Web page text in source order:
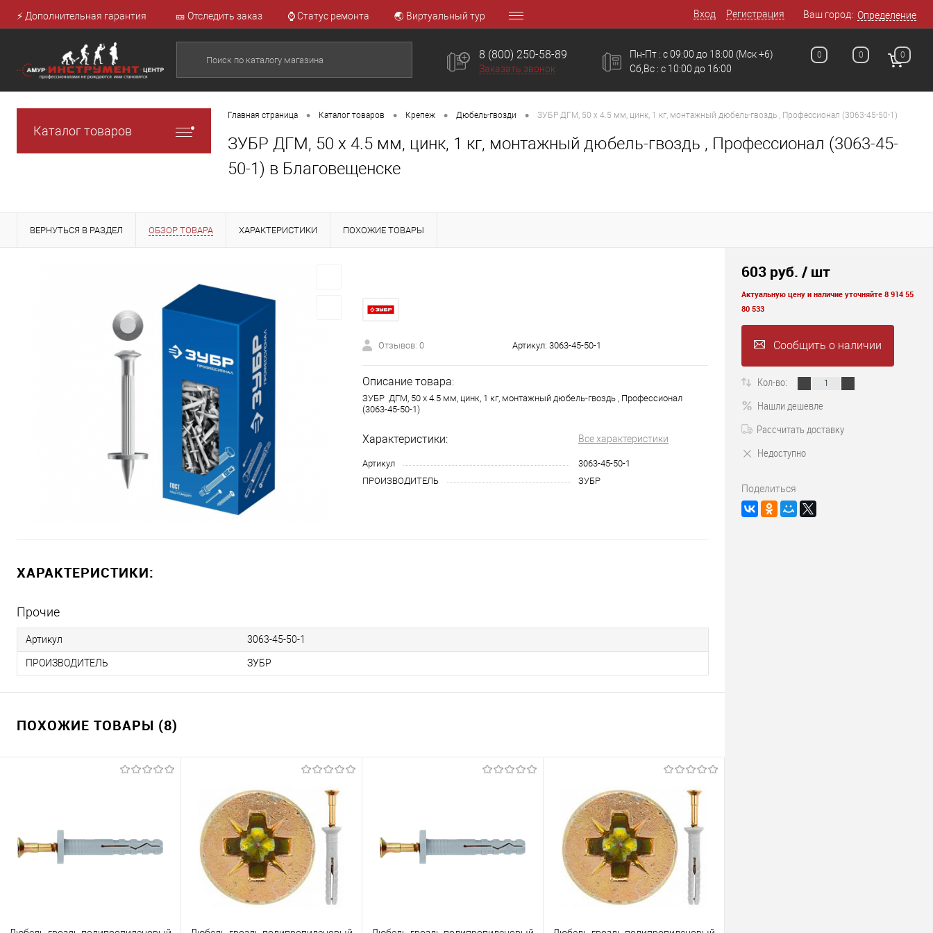
⚡ Дополнительная гарантия 🎫 Отследить заказ ⌚ Статус ремонта 🌏 Виртуальный тур Вход Регистрация Ваш город: Определение
8 (800) 250-58-89
Заказать звонок
Пн-Пт : с 09:00 до 18:00
Сб,Вс : c 10:00 до 16:00
(Мск +6) 0 0 0
Каталог товаров
Главная страница • Каталог товаров • Крепеж • Дюбель-гвозди • ЗУБР ДГМ, 50 x 4.5 мм, цинк, 1 кг, монтажный дюбель-гвоздь , Профессионал (3063-45-50-1)
ЗУБР ДГМ, 50 x 4.5 мм, цинк, 1 кг, монтажный дюбель-гвоздь , Профессионал (3063-45-
50-1) в Благовещенске
ВЕРНУТЬСЯ В РАЗДЕЛ ОБЗОР ТОВАРА ХАРАКТЕРИСТИКИ ПОХОЖИЕ ТОВАРЫ
Отзывов: 0 Артикул: 3063-45-50-1
Описание товара:
ЗУБР ДГМ, 50 x 4.5 мм, цинк, 1 кг, монтажный дюбель-гвоздь , Профессионал
(3063-45-50-1)
Характеристики: Все характеристики
Артикул
3063-45-50-1
ПРОИЗВОДИТЕЛЬ
ЗУБР
ХАРАКТЕРИСТИКИ:
Прочие
Артикул 3063-45-50-1
ПРОИЗВОДИТЕЛЬ ЗУБР
ПОХОЖИЕ ТОВАРЫ (8)
603 руб. / шт
Актуальную цену и наличие уточняйте 8 914 55
80 533
Сообщить о наличии
Кол-во:
Нашли дешевле
Рассчитать доставку
Недоступно
Поделиться